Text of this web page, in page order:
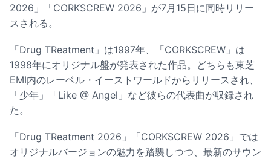
2026」「CORKSCREW 2026」が7月15日に同時リリー
スされる。
「Drug TReatment」は1997年、「CORKSCREW」は
1998年にオリジナル盤が発表された作品。どちらも東芝
EMI内のレーベル・イーストワールドからリリースされ、
「少年」「Like @ Angel」など彼らの代表曲が収録され
た。
「Drug TReatment 2026」「CORKSCREW 2026」では
オリジナルバージョンの魅力を踏襲しつつ、最新のサウン